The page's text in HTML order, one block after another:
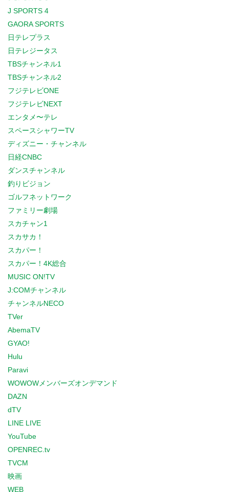
J SPORTS 4
GAORA SPORTS
日テレプラス
日テレジータス
TBSチャンネル1
TBSチャンネル2
フジテレビONE
フジテレビNEXT
エンタメ〜テレ
スペースシャワーTV
ディズニー・チャンネル
日経CNBC
ダンスチャンネル
釣りビジョン
ゴルフネットワーク
ファミリー劇場
スカチャン1
スカサカ！
スカパー！
スカパー！4K総合
MUSIC ON!TV
J:COMチャンネル
チャンネルNECO
TVer
AbemaTV
GYAO!
Hulu
Paravi
WOWOWメンバーズオンデマンド
DAZN
dTV
LINE LIVE
YouTube
OPENREC.tv
TVCM
映画
WEB